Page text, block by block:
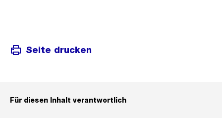
Seite drucken
Für diesen Inhalt verantwortlich